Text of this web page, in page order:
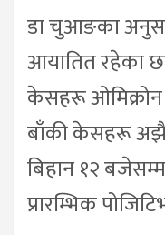
डा चुआङका
आयातित रहेका
केसहरू ओमिक्रोन
बाँकी केसहरू
बिहान १२
प्रारम्भिक